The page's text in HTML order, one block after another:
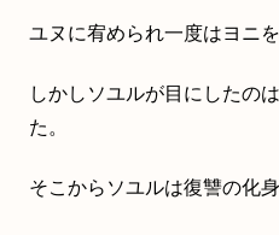
ユヌに宥められ一度はヨニ
しかしソユルが目にしたの
た。
そこからソユルは復讐の化